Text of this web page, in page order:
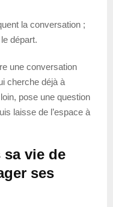
la conversation ;
départ.
une conversation
cherche déjà à
pose une question
laisse de l’espace à
sa vie de
ses